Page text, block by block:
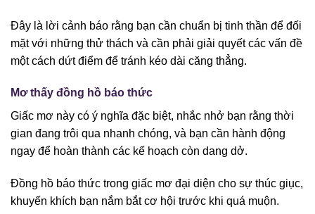
Đây là lời cảnh báo rằng bạn cần chuẩn bị tinh thần để đối
mặt với những thử thách và cần phải giải quyết các vấn đề
một cách dứt điểm để tránh kéo dài căng thẳng.
Mơ thấy đồng hồ báo thức
Giấc mơ này có ý nghĩa đặc biệt, nhắc nhở bạn rằng thời
gian đang trôi qua nhanh chóng, và bạn cần hành động
ngay để hoàn thành các kế hoạch còn dang dở.
Đồng hồ báo thức trong giấc mơ đại diện cho sự thúc giục,
khuyến khích bạn nắm bắt cơ hội trước khi quá muộn.